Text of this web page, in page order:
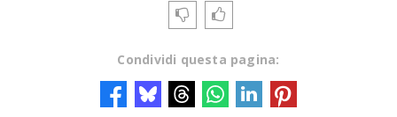
Condividi questa pagina: